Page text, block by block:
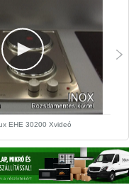
EHE 30200 Xvideó